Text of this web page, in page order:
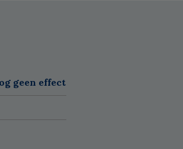
geen effect